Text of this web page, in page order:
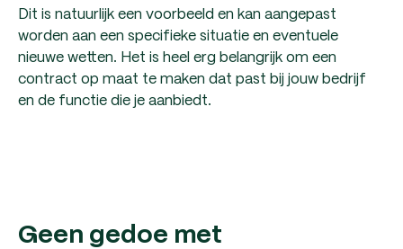
Dit is natuurlijk een voorbeeld en kan aangepast
worden aan een specifieke situatie en eventuele
nieuwe wetten. Het is heel erg belangrijk om een
contract op maat te maken dat past bij jouw bedrijf
en de functie die je aanbiedt.
Geen gedoe met